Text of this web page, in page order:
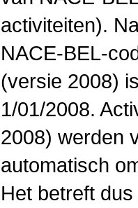
activiteiten).
NACE-BEL-
(versie 2008)
1/01/2008.
2008) werden
automatisch
Het betreft